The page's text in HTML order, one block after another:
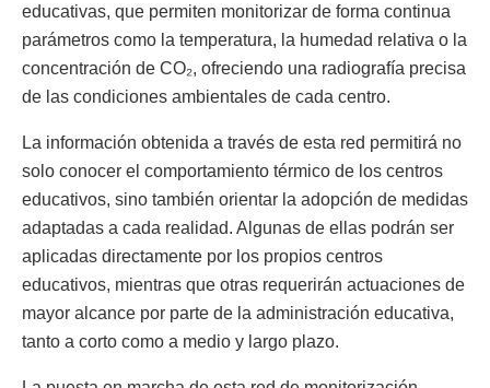
educativas, que permiten monitorizar de forma continua
parámetros como la temperatura, la humedad relativa o la
concentración de CO₂, ofreciendo una radiografía precisa
de las condiciones ambientales de cada centro.
La información obtenida a través de esta red permitirá no
solo conocer el comportamiento térmico de los centros
educativos, sino también orientar la adopción de medidas
adaptadas a cada realidad. Algunas de ellas podrán ser
aplicadas directamente por los propios centros
educativos, mientras que otras requerirán actuaciones de
mayor alcance por parte de la administración educativa,
tanto a corto como a medio y largo plazo.